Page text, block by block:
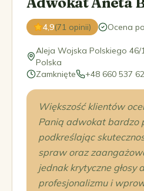
4,9(71 opinii) Ocena
Aleja Wojska Polskiego 46/
Polska
Zamknięte
+48 660 537
Większość klientów
Panią adwokat bardzo
podkreślając
spraw oraz
jednak krytyczne głosy
profesjonalizmu i